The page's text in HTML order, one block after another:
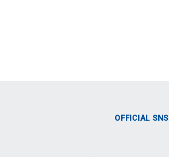
OFFICIAL SNS